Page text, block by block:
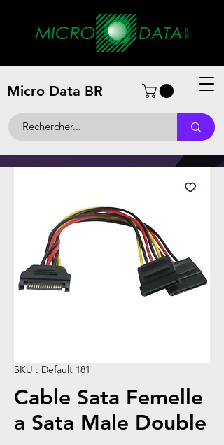
Micro Data BR
SKU : Default 181
Cable Sata Femelle
a Sata Male Double